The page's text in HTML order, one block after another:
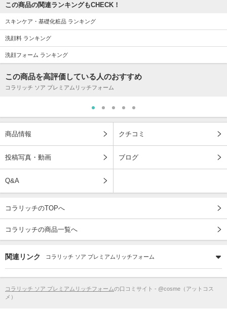
この商品の関連ランキングもCHECK！
スキンケア・基礎化粧品 ランキング
洗顔料 ランキング
洗顔フォーム ランキング
この商品を高評価している人のおすすめ
コラリッチ ソア プレミアムリッチフォーム
商品情報 クチコミ
投稿写真・動画 ブログ
Q&A
コラリッチのTOPへ
コラリッチの商品一覧へ
関連リンク コラリッチ ソア プレミアムリッチフォーム
コラリッチ ソア プレミアムリッチフォームの口コミサイト - @cosme（アットコス
メ）